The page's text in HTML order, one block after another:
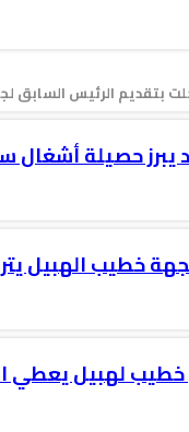
بتقديم الرئيس السابق
أشغال سنة 2025 لغرفة التجارة
خطيب الهبيل
خطيب لهبيل يعطي